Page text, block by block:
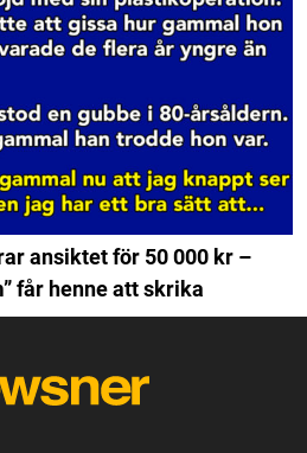
ansiktet för 50 000 kr –
får henne att skrika